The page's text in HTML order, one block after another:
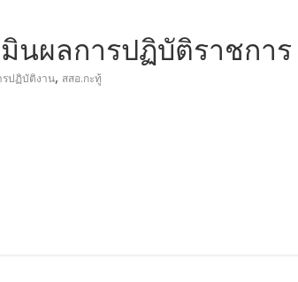
นผลการปฏิบัติราชการ
รปฏิบัติงาน, สสอ.กะทู้